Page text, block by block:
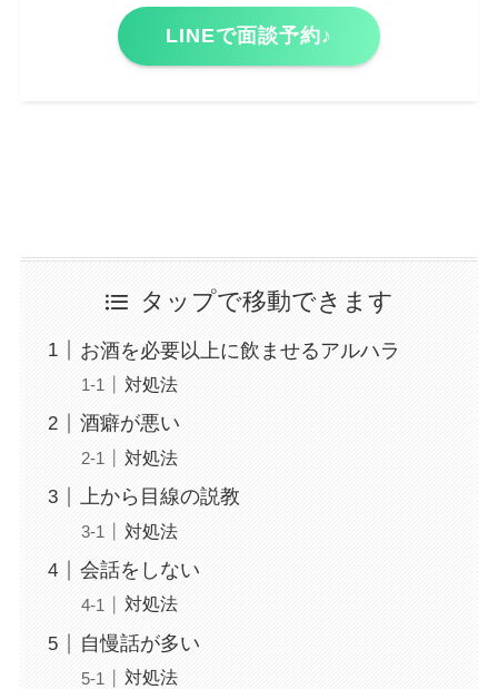
LINEで面談予約♪
タップで移動できます
お酒を必要以上に飲ませるアルハラ
対処法
酒癖が悪い
対処法
上から目線の説教
対処法
会話をしない
対処法
自慢話が多い
対処法